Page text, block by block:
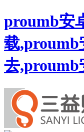
proumb安
载,proumb
去,proumb